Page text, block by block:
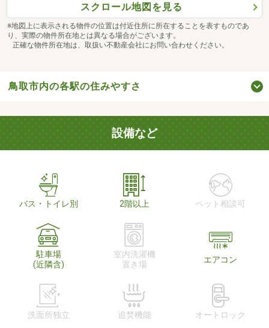
スクロール地図を見る
※地図上に表示される物件の位置は付近住所に所在することを表すものであ
り、実際の物件所在地とは異なる場合がございます。
正確な物件所在地は、取扱い不動産会社にお問い合わせください。
鳥取市内の各駅の住みやすさ
設備など
バス・トイレ別 2階以上 ペット相談可
駐車場
(近隣含)
室内洗濯機
置き場
エアコン
洗面所独立 追焚機能 オートロック